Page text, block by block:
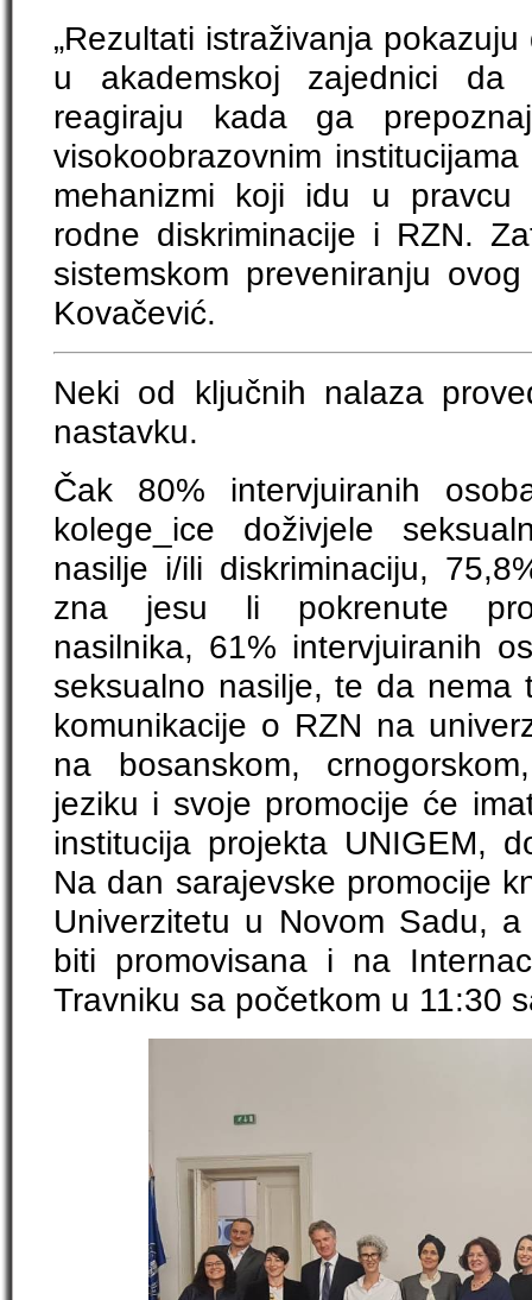
„Rezultati istraživanja
u akademskoj zajednici
reagiraju kada ga
visokoobrazovnim
mehanizmi koji idu u pravcu
rodne diskriminacije i RZN.
sistemskom preveniranju
Kovačević.
Neki od ključnih nalaza
nastavku.
Čak 80% intervjuiranih
kolege_ice doživjele
nasilje i/ili diskriminaciju,
zna jesu li pokrenute
nasilnika, 61% intervjuiranih
seksualno nasilje, te da nema
komunikacije o RZN na
na bosanskom,
jeziku i svoje promocije će
institucija projekta UNIGEM,
Na dan sarajevske promocije
Univerzitetu u Novom Sadu,
biti promovisana i na
Travniku sa početkom u